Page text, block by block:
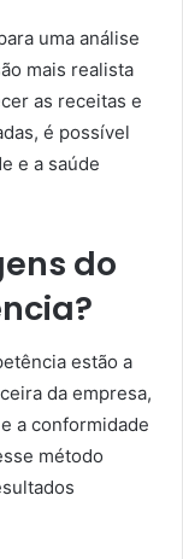
uma análise
mais realista
as receitas e
é possível
e a saúde
do
estão a
da empresa,
a conformidade
método